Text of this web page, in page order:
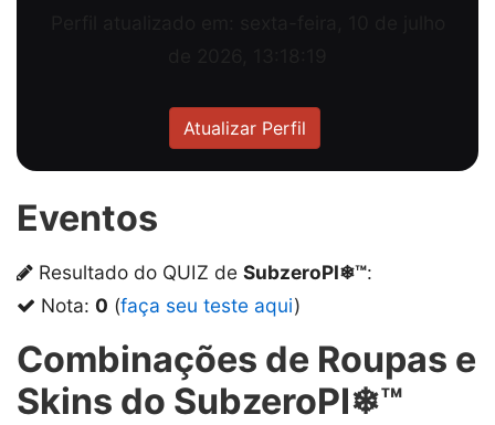
Atualizar Perfil
Eventos
Resultado do QUIZ de SubzeroPI❄™:
Nota: 0 (faça seu teste aqui)
Combinações de Roupas e
Skins do SubzeroPI❄™